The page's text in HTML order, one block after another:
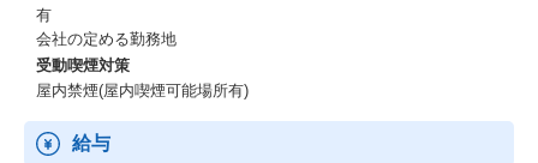
有
会社の定める勤務地
受動喫煙対策
屋内禁煙(屋内喫煙可能場所有)
給与